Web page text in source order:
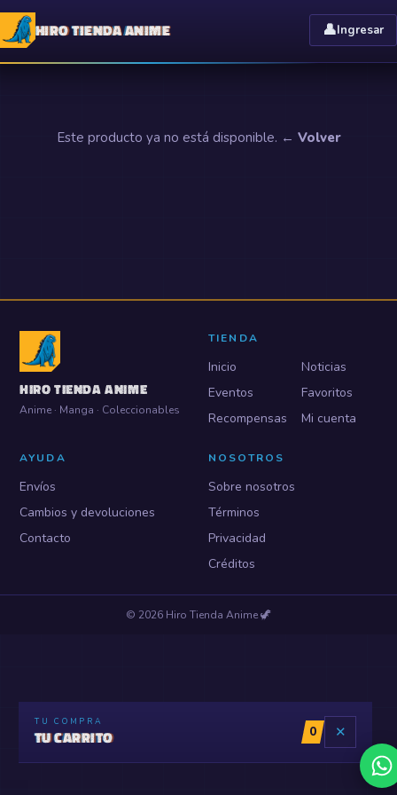
HIRO TIENDA ANIME 👤Ingresar
Este producto ya no está disponible. ← Volver
HIRO TIENDA ANIME
Anime · Manga · Coleccionables
TIENDA
Inicio
Noticias
Eventos
Favoritos
Recompensas
Mi cuenta
AYUDA
Envíos
Cambios y devoluciones
Contacto
NOSOTROS
Sobre nosotros
Términos
Privacidad
Créditos
© 2026 Hiro Tienda Anime🦖
TU COMPRA
TU CARRITO 0 ✕